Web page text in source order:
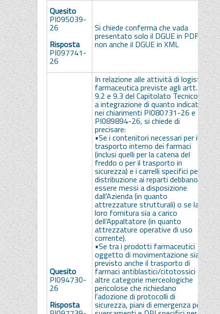
Quesito
PI095039-
26
Risposta
PI097741-
26
Si chiede conferma che vada
presentato solo il DGUE in PDF e
non anche il DGUE in XML
Quesito
PI094730-
26
Risposta
In relazione alle attività di logistica
farmaceutica previste agli artt.
9.2 e 9.3 del Capitolato Tecnico e
a integrazione di quanto indicato
nei chiarimenti PI080731-26 e
PI089894-26, si chiede di
precisare:
•Se i contenitori necessari per il
trasporto interno dei farmaci
(inclusi quelli per la catena del
freddo o per il trasporto in
sicurezza) e i carrelli specifici per la
distribuzione ai reparti debbano
essere messi a disposizione
dall'Azienda (in quanto
attrezzature strutturali) o se la
loro fornitura sia a carico
dell’Appaltatore (in quanto
attrezzature operative di uso
corrente).
•Se tra i prodotti farmaceutici
oggetto di movimentazione sia
previsto anche il trasporto di
farmaci antiblastici/citotossici o
altre categorie merceologiche
pericolose che richiedano
l'adozione di protocolli di
sicurezza, piani di emergenza per
-
-
-